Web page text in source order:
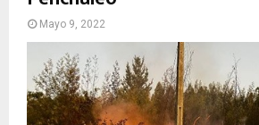
R
Y
Mayo 9, 2022